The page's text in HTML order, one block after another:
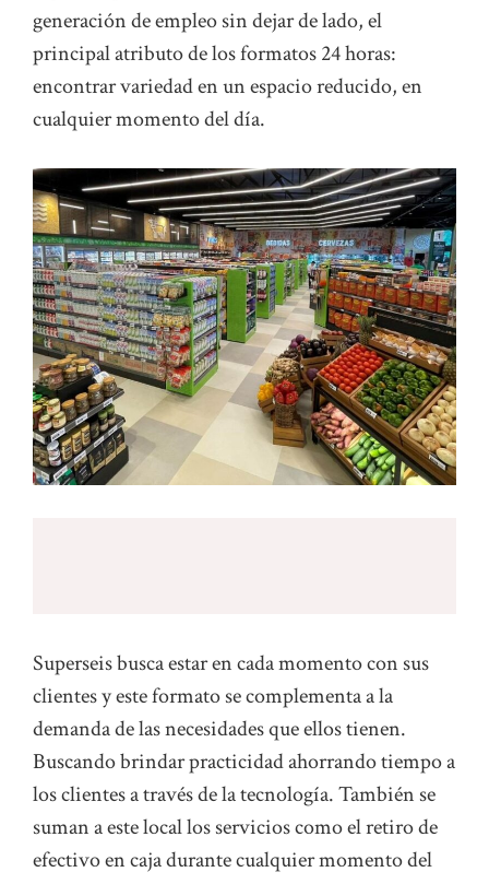
generación de empleo sin dejar de lado, el
principal atributo de los formatos 24 horas:
encontrar variedad en un espacio reducido, en
cualquier momento del día.
Superseis busca estar en cada momento con sus
clientes y este formato se complementa a la
demanda de las necesidades que ellos tienen.
Buscando brindar practicidad ahorrando tiempo a
los clientes a través de la tecnología. También se
suman a este local los servicios como el retiro de
efectivo en caja durante cualquier momento del